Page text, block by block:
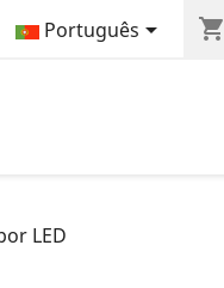
Português shopping_cart
LED